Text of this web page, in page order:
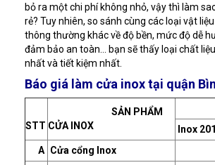
bỏ ra một chi phí không nhỏ, vậy thì làm
rẻ? Tuy nhiên, so sánh cùng các loại vật
thông thường khác về độ bền, mức độ dễ
đảm bảo an toàn… bạn sẽ thấy loại chất
nhất và tiết kiệm nhất.
Báo giá làm cửa inox tại quận
STT
SẢN PHẨM
CỬA INOX
Inox 201
A Cửa cổng Inox